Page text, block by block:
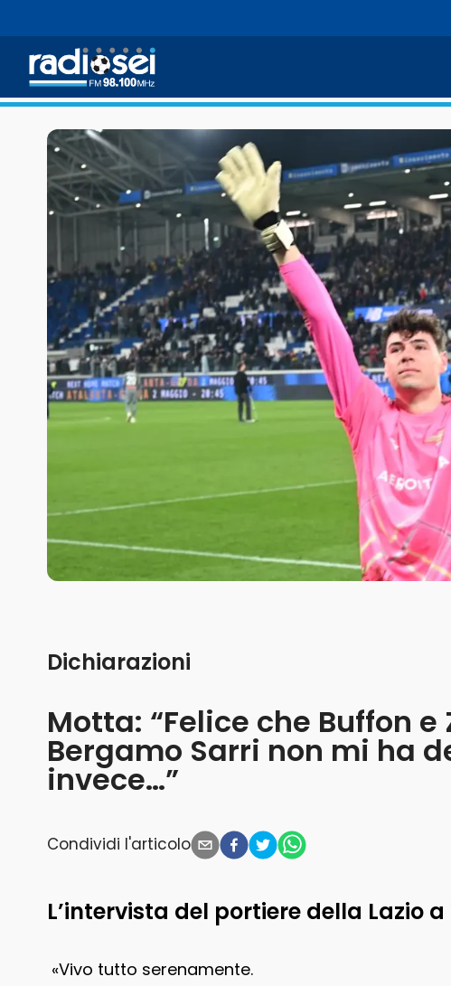
Radiosei 98.100 FM
Motta: “Felice che Buffon
Bergamo Sarri non mi ha
invece…”
Dichiarazioni
Condividi l'articolo
L’intervista del portiere della Lazio
«Vivo tutto serenamente.